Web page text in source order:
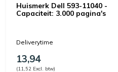
Huismerk Dell 593-11040 -
Capaciteit: 3.000 pagina's
Deliverytime
13,94
(11,52 Excl. btw)